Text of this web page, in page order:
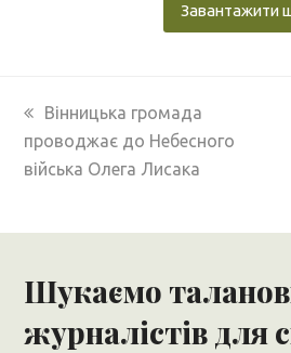
Завантажити
previous
post:
Вінницька громада
проводжає до Небесного
війська Олега Лисака
Шукаємо
журналістів для